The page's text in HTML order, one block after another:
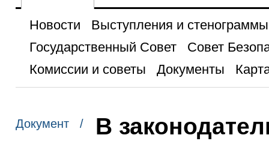
Новости
Выступления и стенограммы
Государственный Совет
Совет
Комиссии и советы
Документы
Документ /
В